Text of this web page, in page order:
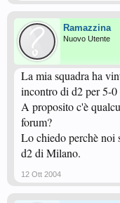
Ramazzina
Nuovo Utente
La mia squadra ha
incontro di d2 per 5-0
A proposito c'è
forum?
Lo chiedo perchè noi
d2 di Milano.
12 Ott 2004